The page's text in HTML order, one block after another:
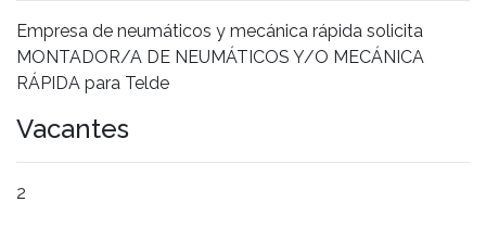
Empresa de neumáticos y mecánica rápida solicita
MONTADOR/A DE NEUMÁTICOS Y/O MECÁNICA
RÁPIDA para Telde
Vacantes
2